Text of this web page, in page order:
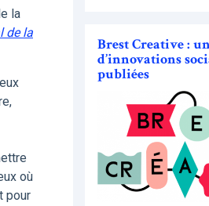
la
de la
où
pour
Brest Creative :
d’innovations
publiées